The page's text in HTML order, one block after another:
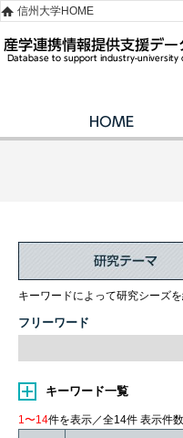
信州大学HOME
キーワードによって研究シーズ
フリーワード
キーワード一覧
1〜14件を表示／全14件 表示件数